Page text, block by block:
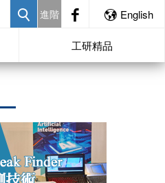
進階 English
工研精品